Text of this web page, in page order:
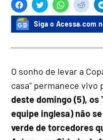
Siga o Acessa.com
O sonho de levar a
casa" permanece vivo
deste domingo (5), os
equipe inglesa) não
verde de torcedores